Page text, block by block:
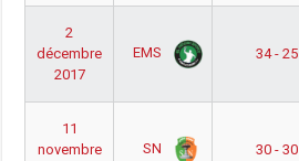
2
décembre
2017
EMS 34 - 25
11
novembre
SN 30 - 30